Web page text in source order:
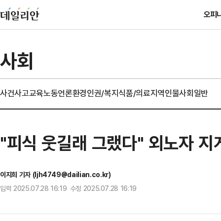
오피
사회
사건사고교육노동언론환경인권/복지식품/의료지역인물사회일반
"피식 웃길래 그랬다" 외노자
이지희 기자 (ljh4749@dailian.co.kr)
입력 2025.07.28 16:19 수정 2025.07.28 16:19